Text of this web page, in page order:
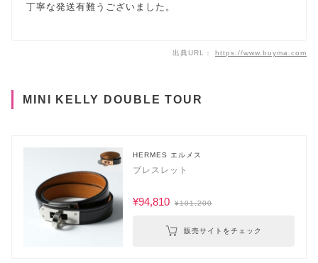
丁寧な発送有難うございました。
出典URL： https://www.buyma.com
MINI KELLY DOUBLE TOUR
HERMES エルメス
ブレスレット
¥94,810 ¥101,200
販売サイトをチェック